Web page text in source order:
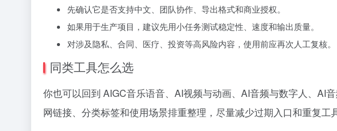
先确认它是否支持中文、团队协作、导出格式和商业授权。
如果用于生产项目，建议先用小任务测试稳定性、速度和输出质量。
对涉及隐私、合同、医疗、投资等高风险内容，使用前应再次人工复核。
同类工具怎么选
你也可以回到 AIGC音乐语音、AI视频与动画、AI音频与数字人、AI
网链接、分类标签和使用场景排重整理，尽量减少过期入口和重复工